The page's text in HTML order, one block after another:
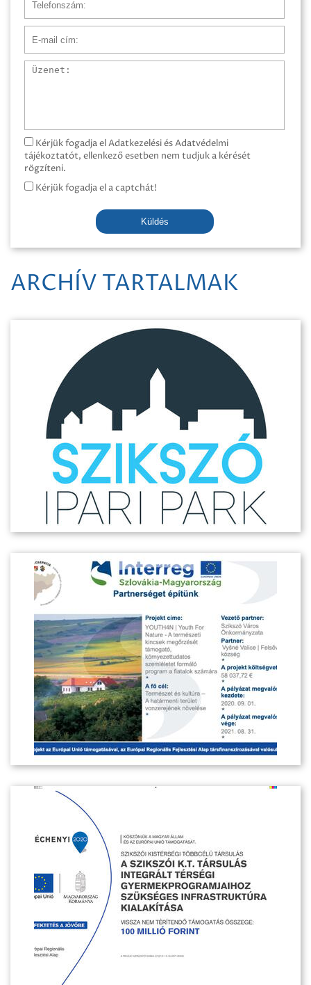
Üzenet
Kérjük fogadja el Adatkezelési és Adatvédelmi
tájékoztatót, ellenkező esetben nem tudjuk a kérését
rögzíteni.
Kérjük fogadja el a captchát!
Küldés
ARCHÍV TARTALMAK